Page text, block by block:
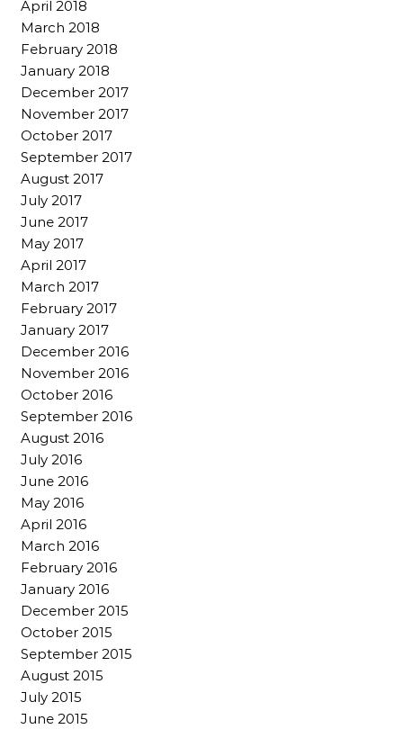
April 2018
March 2018
February 2018
January 2018
December 2017
November 2017
October 2017
September 2017
August 2017
July 2017
June 2017
May 2017
April 2017
March 2017
February 2017
January 2017
December 2016
November 2016
October 2016
September 2016
August 2016
July 2016
June 2016
May 2016
April 2016
March 2016
February 2016
January 2016
December 2015
October 2015
September 2015
August 2015
July 2015
June 2015